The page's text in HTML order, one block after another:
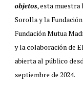
objetos, esta muestra
Sorolla y la
Fundación Mutua
y la colaboración de
abierta al público
septiembre de 2024.